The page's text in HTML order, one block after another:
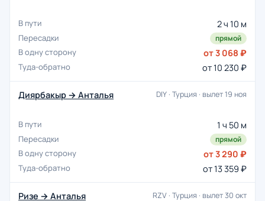
2 ч 10 м
прямой
от 3 068 ₽
от 10 230 ₽
Диярбакыр → Анталья DIY · Турция · вылет 19 ноя
1 ч 50 м
прямой
от 3 290 ₽
от 13 359 ₽
Ризе → Анталья RZV · Турция · вылет 30 окт